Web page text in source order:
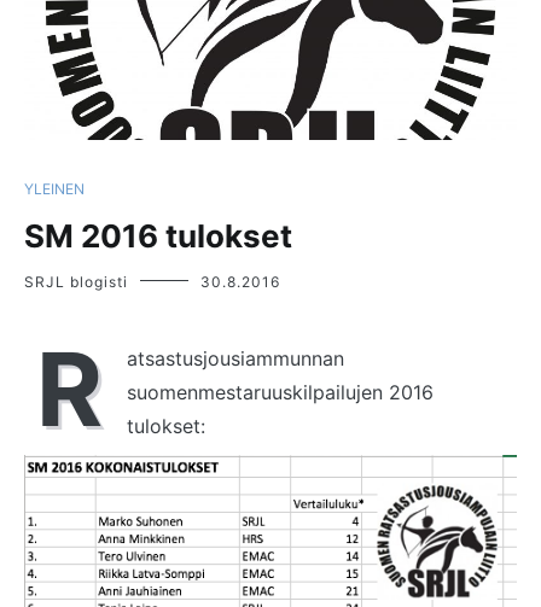
YLEINEN
SM 2016 tulokset
SRJL blogisti 30.8.2016
R
atsastusjousiammunnan
suomenmestaruuskilpailujen 2016
tulokset: